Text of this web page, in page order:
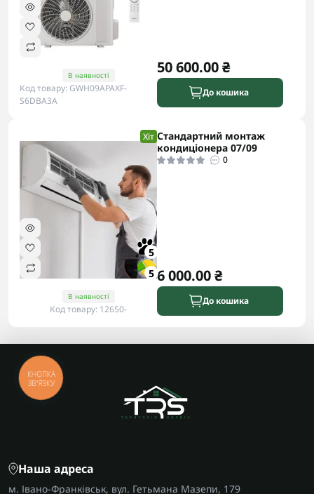
В наявності
Код товару: GWH09APAXF-
S6DBA3A
50 600.00 ₴
До кошика
Хіт
5
5
В наявності
Код товару: 12650-
Стандартний монтаж
кондиціонера 07/09
0
6 000.00 ₴
До кошика
Наша адреса
м. Івано-Франківськ, вул. Гетьмана Мазепи, 179
КНОПКА
ЗВ'ЯЗКУ